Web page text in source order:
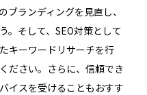
ランディングを見直し、
。そして、SEO対策として
キーワードリサーチを行
ださい。さらに、信頼でき
イスを受けることもおすす